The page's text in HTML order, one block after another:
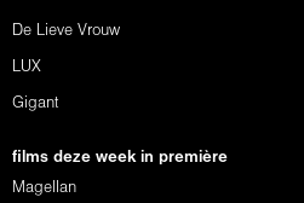
De Lieve Vrouw
LUX
Gigant
films deze week in première
Magellan